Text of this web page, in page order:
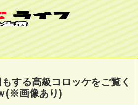
もする高級コロッケをご覧く
(※画像あり)